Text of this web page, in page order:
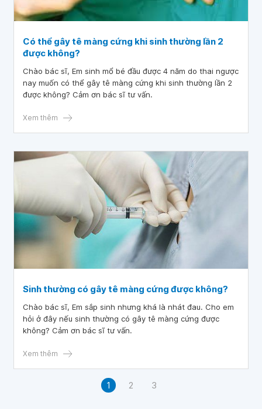
Có thể gây tê màng cứng khi sinh thường lần 2
được không?
Chào bác sĩ, Em sinh mổ bé đầu được 4 năm do thai ngược
nay muốn có thể gây tê màng cứng khi sinh thường lần 2
được không? Cảm ơn bác sĩ tư vấn.
Xem thêm
Sinh thường có gây tê màng cứng được không?
Chào bác sĩ, Em sắp sinh nhưng khá là nhát đau. Cho em
hỏi ở đây nếu sinh thường có gây tê màng cứng được
không? Cảm ơn bác sĩ tư vấn.
Xem thêm
1 2 3